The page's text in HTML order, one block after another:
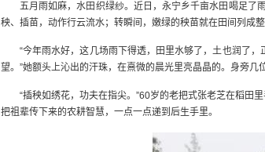
五月雨如麻，水田织绿纱。近日，永宁乡千亩水田喝足了
秧、插苗，动作行云流水；转瞬间，嫩绿的秧苗就在田间列成
“今年雨水好，这几场雨下得透，田里水够了，土也润了
望。”她额头上沁出的汗珠，在熹微的晨光里亮晶晶的。身旁
“插秧如绣花，功夫在指尖。”60岁的老把式张老芝在稻田
把祖辈传下来的农耕智慧，一点一点递到后生手里。